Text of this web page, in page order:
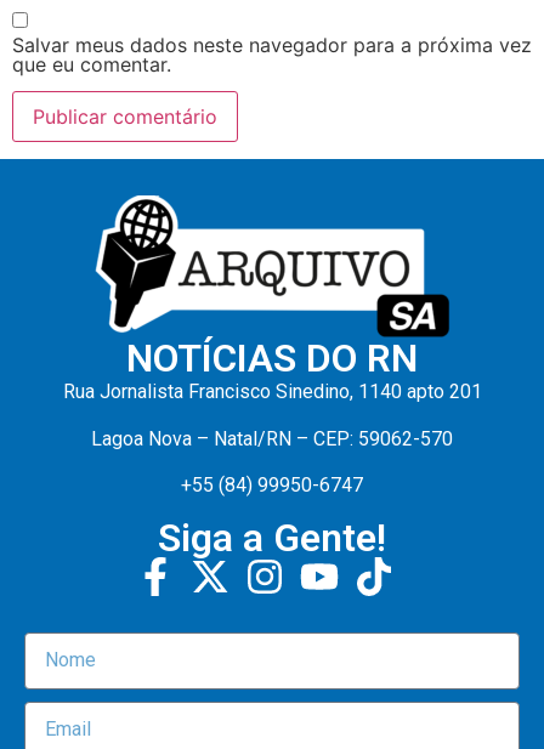
Salvar meus dados neste navegador para a próxima vez
que eu comentar.
NOTÍCIAS DO RN
Rua Jornalista Francisco Sinedino, 1140 apto 201
Lagoa Nova – Natal/RN – CEP: 59062-570
+55 (84) 99950-6747
Siga a Gente!